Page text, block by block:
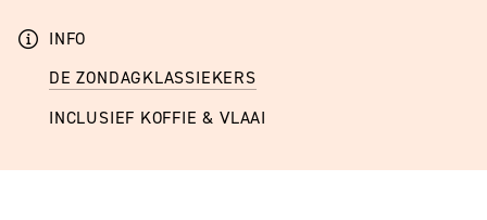
INFO
DE ZONDAGKLASSIEKERS
INCLUSIEF KOFFIE & VLAAI